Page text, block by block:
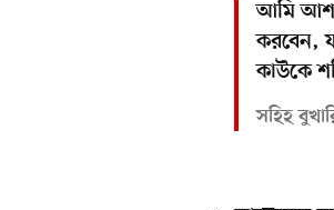
আমি
করবেন,
কাউকে
সহিহ